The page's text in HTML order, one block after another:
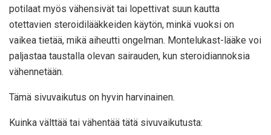
potilaat myös vähensivät tai lopettivat suun kautta
otettavien steroidilääkkeiden käytön, minkä vuoksi on
vaikea tietää, mikä aiheutti ongelman. Montelukast-lääke voi
paljastaa taustalla olevan sairauden, kun steroidiannoksia
vähennetään.
Tämä sivuvaikutus on hyvin harvinainen.
Kuinka välttää tai vähentää tätä sivuvaikutusta: